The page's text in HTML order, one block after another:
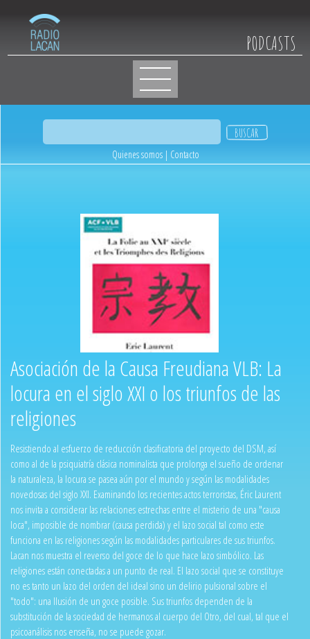
PODCASTS
Quienes somos| Contacto
Asociación de la Causa Freudiana VLB: La
locura en el siglo XXI o los triunfos de las
religiones
Resistiendo al esfuerzo de reducción clasificatoria del proyecto del DSM, así
como al de la psiquiatría clásica nominalista que prolonga el sueño de ordenar
la naturaleza, la locura se pasea aún por el mundo y según las modalidades
novedosas del siglo XXI. Examinando los recientes actos terroristas, Éric Laurent
nos invita a considerar las relaciones estrechas entre el misterio de una "causa
loca", imposible de nombrar (causa perdida) y el lazo social tal como este
funciona en las religiones según las modalidades particulares de sus triunfos.
Lacan nos muestra el reverso del goce de lo que hace lazo simbólico. Las
religiones están conectadas a un punto de real. El lazo social que se constituye
no es tanto un lazo del orden del ideal sino un delirio pulsional sobre el
"todo": una Ilusión de un goce posible. Sus triunfos dependen de la
substitución de la sociedad de hermanos al cuerpo del Otro, del cual, tal que el
psicoanálisis nos enseña, no se puede gozar.